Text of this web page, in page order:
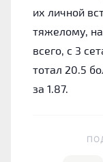
их личной
тяжелому,
всего, с 3
тотал 20.5
за 1.87.